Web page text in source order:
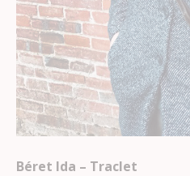
Béret Ida – Traclet